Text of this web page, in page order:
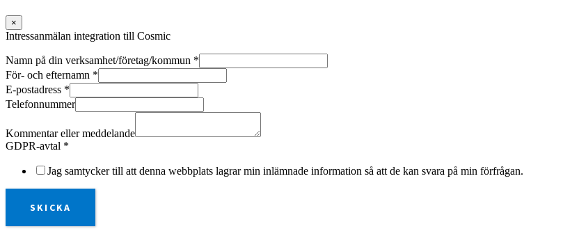
×
Intressanmälan integration till Cosmic
Namn på din verksamhet/företag/kommun *
För- och efternamn *
E-postadress *
Telefonnummer
Kommentar eller meddelande
GDPR-avtal *
Jag samtycker till att denna webbplats lagrar min inlämnade information så att de kan svara på min förfrågan.
SKICKA